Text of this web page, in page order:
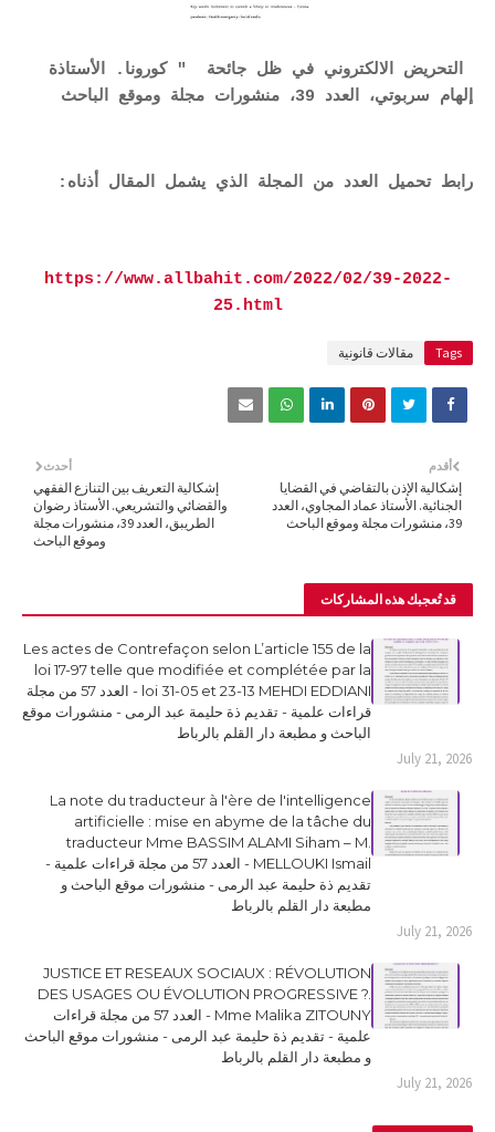
التحريض الالكتروني في ظل جائحة " كورونا. الأستاذة
إلهام سربوتي، العدد 39، منشورات مجلة وموقع الباحث
رابط تحميل العدد من المجلة الذي يشمل المقال أذناه:
https://www.allbahit.com/2022/02/39-2022-
25.html
Tags مقالات قانونية
أحدث
إشكالية التعريف بين التنازع الفقهي
والقضائي والتشريعي. الأستاذ رضوان
الطريبق، العدد 39، منشورات مجلة
وموقع الباحث
أقدم
إشكالية الإذن بالتقاضي في القضايا
الجنائية. الأستاذ عماد المجاوي، العدد
39، منشورات مجلة وموقع الباحث
قد تُعجبك هذه المشاركات
Les actes de Contrefaçon selon L’article 155 de la
loi 17-97 telle que modifiée et complétée par la
loi 31-05 et 23-13 MEHDI EDDIANI - العدد 57 من مجلة
قراءات علمية - تقديم ذة حليمة عبد الرمى - منشورات موقع
الباحث و مطبعة دار القلم بالرباط
July 21, 2026
La note du traducteur à l'ère de l'intelligence
artificielle : mise en abyme de la tâche du
traducteur Mme BASSIM ALAMI Siham – M.
MELLOUKI Ismail - العدد 57 من مجلة قراءات علمية -
تقديم ذة حليمة عبد الرمى - منشورات موقع الباحث و
مطبعة دار القلم بالرباط
July 21, 2026
JUSTICE ET RESEAUX SOCIAUX : RÉVOLUTION
DES USAGES OU ÉVOLUTION PROGRESSIVE ?.
Mme Malika ZITOUNY - العدد 57 من مجلة قراءات
علمية - تقديم ذة حليمة عبد الرمى - منشورات موقع الباحث
و مطبعة دار القلم بالرباط
July 21, 2026